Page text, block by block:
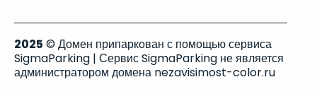
2025 © Домен припаркован с помощью сервиса
SigmaParking | Сервис SigmaParking не является
администратором домена nezavisimost-color.ru